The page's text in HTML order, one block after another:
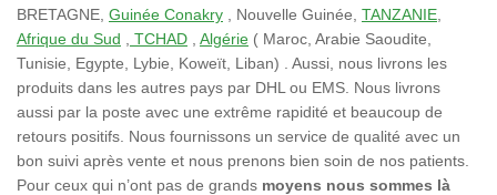
BRETAGNE, Guinée Conakry , Nouvelle Guinée, TANZANIE
Afrique du Sud
TCHAD Algérie ( Maroc, Arabie Saoudite,
Tunisie, Egypte, Lybie, Koweït, Liban) . Aussi, nous livrons les
produits dans les autres pays par DHL ou EMS. Nous livrons
aussi par la poste avec une extrême rapidité et beaucoup de
retours positifs. Nous fournissons un service de qualité avec un
bon suivi après vente et nous prenons bien soin de nos patients.
Pour ceux qui n’ont pas de grands moyens nous sommes là